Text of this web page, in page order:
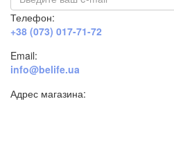
Телефон:
+38 (073) 017-71-72
Email:
info@belife.ua
Адрес магазина: